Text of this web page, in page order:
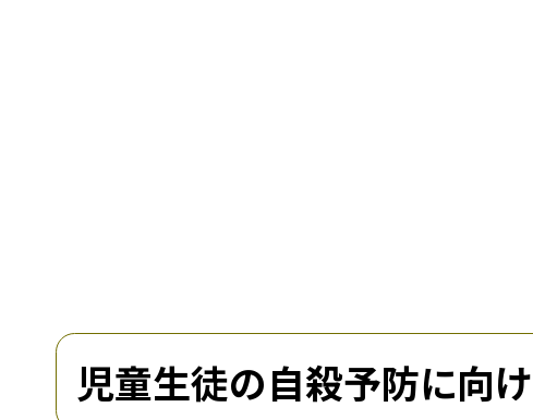
児童生徒の自殺予防に向け